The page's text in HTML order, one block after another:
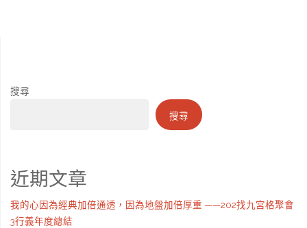
搜尋
搜尋
近期文章
我的心因為經典加倍通透，因為地盤加倍厚重 ——202找九宮格聚會
3行義年度總結